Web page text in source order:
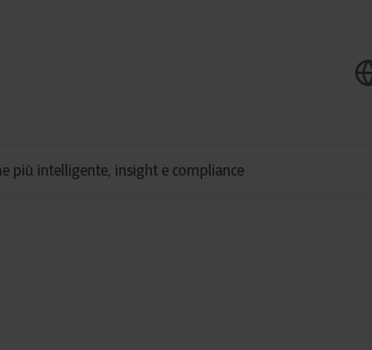
più intelligente, insight e compliance